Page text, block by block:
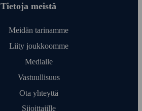
Tietoja meistä
Meidän tarinamme
Liity joukkoomme
Medialle
Vastuullisuus
Ota yhteyttä
Sijoittajille